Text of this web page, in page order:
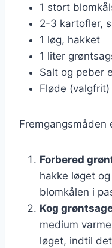
1 stort
2-3 kartofler,
1 løg, hakket
1 liter
Salt og peber
Fløde
Fremgangsmåden
Forbered
hakke løget
blomkålen i
Kog
medium
løget, indtil